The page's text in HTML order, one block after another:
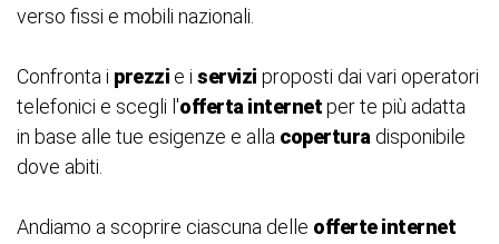
verso fissi e mobili nazionali.
Confronta i prezzi e i servizi proposti dai vari operatori
telefonici e scegli l'offerta internetper te più adatta
in base alle tue esigenze e alla coperturadisponibile
dove abiti.
Andiamo a scoprire ciascuna delle offerte internet